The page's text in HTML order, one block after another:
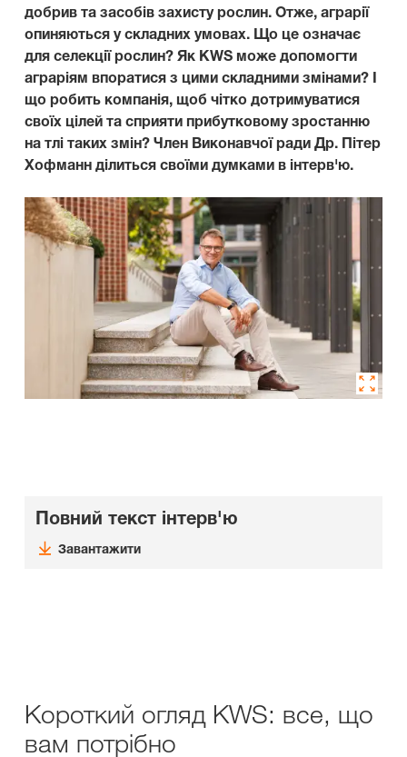
добрив та засобів захисту рослин. Отже, аграрії
опиняються у складних умовах. Що це означає
для селекції рослин? Як KWS може допомогти
аграріям впоратися з цими складними змінами? І
що робить компанія, щоб чітко дотримуватися
своїх цілей та сприяти прибутковому зростанню
на тлі таких змін? Член Виконавчої ради Др. Пітер
Хофманн ділиться своїми думками в інтерв'ю.
Повний текст інтерв'ю
Завантажити
Короткий огляд KWS: все, що
вам потрібно